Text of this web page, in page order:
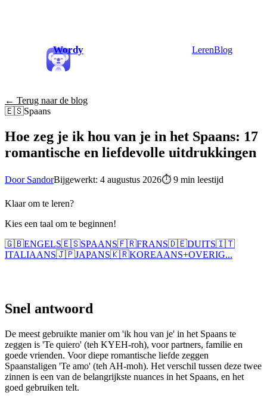
Wordy LerenBlog
← Terug naar de blog
🇪🇸Spaans
Hoe zeg je ik hou van je in het Spaans: 17
romantische en liefdevolle uitdrukkingen
Door SandorBijgewerkt: 4 augustus 2026⏱ 9 min leestijd
Klaar om te leren?
Kies een taal om te beginnen!
🇬🇧ENGELS🇪🇸SPAANS🇫🇷FRANS🇩🇪DUITS🇮🇹
ITALIAANS🇯🇵JAPANS🇰🇷KOREAANS+OVERIG...
Snel antwoord
De meest gebruikte manier om 'ik hou van je' in het Spaans te
zeggen is 'Te quiero' (teh KYEH-roh), voor partners, familie en
goede vrienden. Voor diepe romantische liefde zeggen
Spaanstaligen 'Te amo' (teh AH-moh). Het verschil tussen deze twee
zinnen is een van de belangrijkste nuances in het Spaans, en het
goed gebruiken telt.